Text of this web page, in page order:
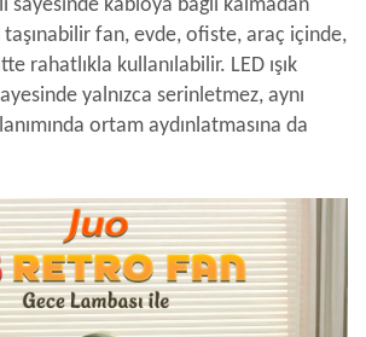
sayesinde kabloya bağlı kalmadan
taşınabilir fan, evde, ofiste, araç içinde,
rahatlıkla kullanılabilir. LED ışık
yalnızca serinletmez, aynı
ortam aydınlatmasına da